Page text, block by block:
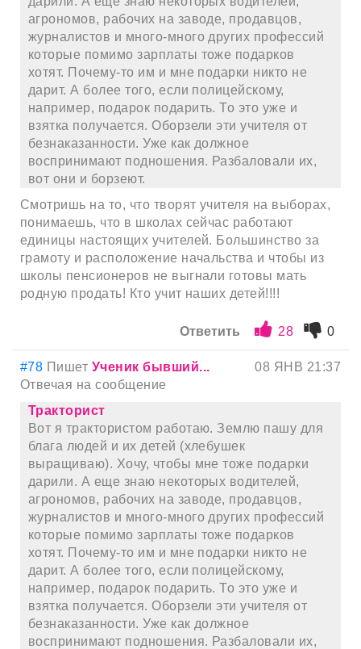
агрономов, рабочих на заводе, продавцов,
журналистов и много-много других профессий
которые помимо зарплаты тоже подарков
хотят. Почему-то им и мне подарки никто не
дарит. А более того, если полицейскому,
например, подарок подарить. То это уже и
взятка получается. Оборзели эти учителя от
безнаказанности. Уже как должное
воспринимают подношения. Разбаловали их,
вот они и борзеют.
Смотришь на то, что творят учителя на выборах,
понимаешь, что в школах сейчас работают
единицы настоящих учителей. Большинство за
грамоту и расположение начальства и чтобы из
школы пенсионеров не выгнали готовы мать
родную продать! Кто учит наших детей!!!!
Ответить 28 0
#78 Пишет Ученик бывший...
08 ЯНВ 21:37
Отвечая на сообщение
Тракторист
Вот я трактористом работаю. Землю пашу для
блага людей и их детей (хлебушек
выращиваю). Хочу, чтобы мне тоже подарки
дарили. А еще знаю некоторых водителей,
агрономов, рабочих на заводе, продавцов,
журналистов и много-много других профессий
которые помимо зарплаты тоже подарков
хотят. Почему-то им и мне подарки никто не
дарит. А более того, если полицейскому,
например, подарок подарить. То это уже и
взятка получается. Оборзели эти учителя от
безнаказанности. Уже как должное
воспринимают подношения. Разбаловали их,